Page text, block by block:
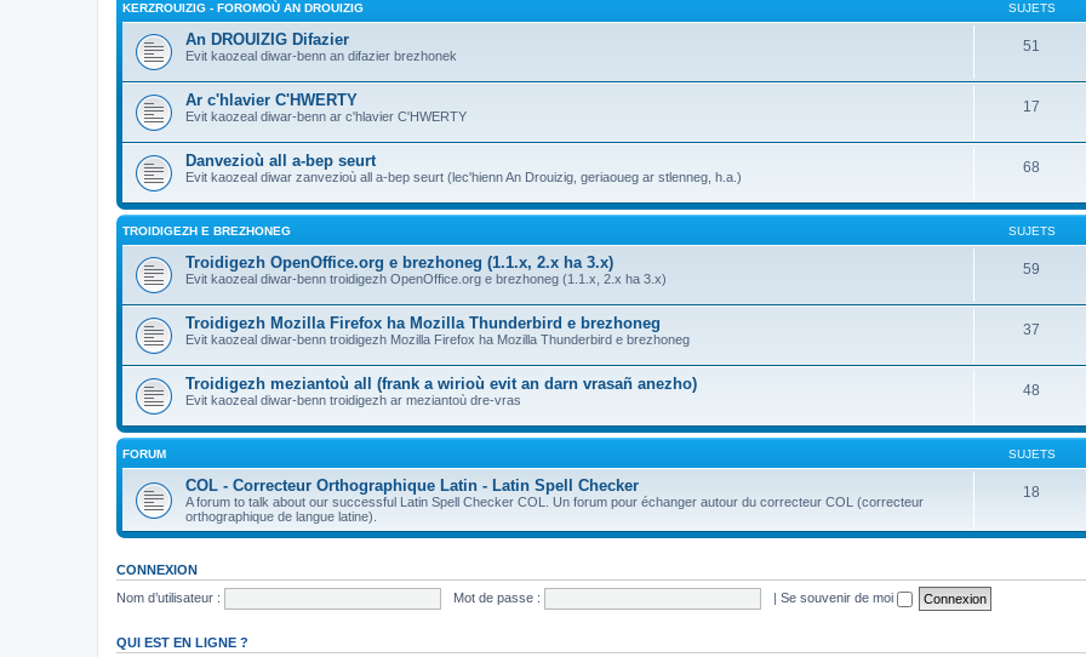
KERZROUIZIG - FOROMOÙ AN DROUIZIG SUJETS
An DROUIZIG Difazier
Evit kaozeal diwar-benn an difazier brezhonek
51
Ar c'hlavier C'HWERTY
Evit kaozeal diwar-benn ar c'hlavier C'HWERTY
17
Danvezioù all a-bep seurt
Evit kaozeal diwar zanvezioù all a-bep seurt (lec'hienn An Drouizig, geriaoueg ar stlenneg, h.a.)
68
TROIDIGEZH E BREZHONEG SUJETS
Troidigezh OpenOffice.org e brezhoneg (1.1.x, 2.x ha 3.x)
Evit kaozeal diwar-benn troidigezh OpenOffice.org e brezhoneg (1.1.x, 2.x ha 3.x)
59
Troidigezh Mozilla Firefox ha Mozilla Thunderbird e brezhoneg
Evit kaozeal diwar-benn troidigezh Mozilla Firefox ha Mozilla Thunderbird e brezhoneg
37
Troidigezh meziantoù all (frank a wirioù evit an darn vrasañ anezho)
Evit kaozeal diwar-benn troidigezh ar meziantoù dre-vras
48
FORUM SUJETS
COL - Correcteur Orthographique Latin - Latin Spell Checker
A forum to talk about our successful Latin Spell Checker COL. Un forum pour échanger autour du correcteur COL (correcteur
orthographique de langue latine).
18
CONNEXION
Nom d’utilisateur :
Mot de passe : | Se souvenir de moi
QUI EST EN LIGNE ?